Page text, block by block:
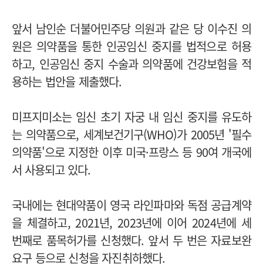
앞서 남인순 더불어민주당 의원과 같은 당 이수진 의
원은 의약품을 통한 인공임신 중지를 법적으로 허용
하고, 인공임신 중지 수술과 의약품에 건강보험을 적
용하는 법안을 제출했다.
미프지미소는 임신 초기 자궁 내 임신 중지를 유도하
는 의약품으로, 세계보건기구(WHO)가 2005년 '필수
의약품'으로 지정한 이후 미국·프랑스 등 90여 개국에
서 사용되고 있다.
국내에는 현대약품이 영국 라인파마와 독점 공급계약
을 체결하고, 2021년, 2023년에 이어 2024년에 세
번째로 품목허가를 신청했다. 앞서 두 번은 자료보완
요구 등으로 신청을 자진취하했다.